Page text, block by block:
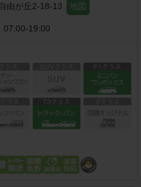
由が丘2-18-13 地図
07:00-19:00